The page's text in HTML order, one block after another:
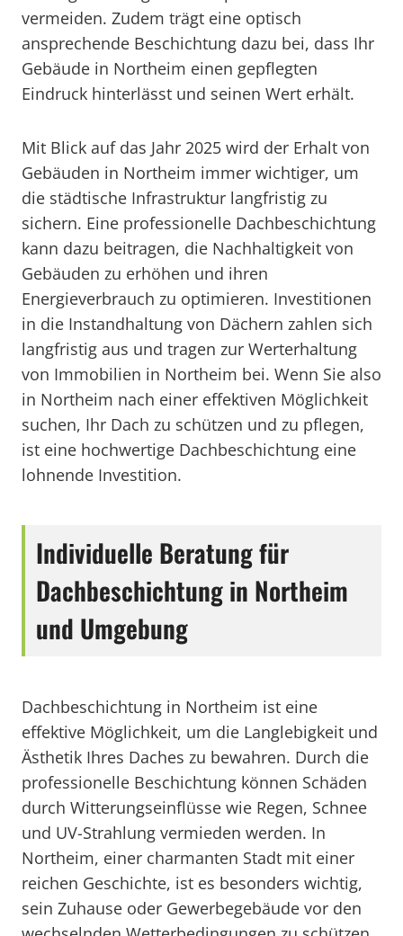
vermeiden. Zudem trägt eine optisch
ansprechende Beschichtung dazu bei, dass Ihr
Gebäude in Northeim einen gepflegten
Eindruck hinterlässt und seinen Wert erhält.
Mit Blick auf das Jahr 2025 wird der Erhalt von
Gebäuden in Northeim immer wichtiger, um
die städtische Infrastruktur langfristig zu
sichern. Eine professionelle Dachbeschichtung
kann dazu beitragen, die Nachhaltigkeit von
Gebäuden zu erhöhen und ihren
Energieverbrauch zu optimieren. Investitionen
in die Instandhaltung von Dächern zahlen sich
langfristig aus und tragen zur Werterhaltung
von Immobilien in Northeim bei. Wenn Sie also
in Northeim nach einer effektiven Möglichkeit
suchen, Ihr Dach zu schützen und zu pflegen,
ist eine hochwertige Dachbeschichtung eine
lohnende Investition.
Individuelle Beratung für
Dachbeschichtung in Northeim
und Umgebung
Dachbeschichtung in Northeim ist eine
effektive Möglichkeit, um die Langlebigkeit und
Ästhetik Ihres Daches zu bewahren. Durch die
professionelle Beschichtung können Schäden
durch Witterungseinflüsse wie Regen, Schnee
und UV-Strahlung vermieden werden. In
Northeim, einer charmanten Stadt mit einer
reichen Geschichte, ist es besonders wichtig,
sein Zuhause oder Gewerbegebäude vor den